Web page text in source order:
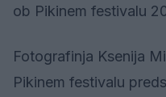
ob Pikinem festivalu
Fotografinja Ksenija
Pikinem festivalu